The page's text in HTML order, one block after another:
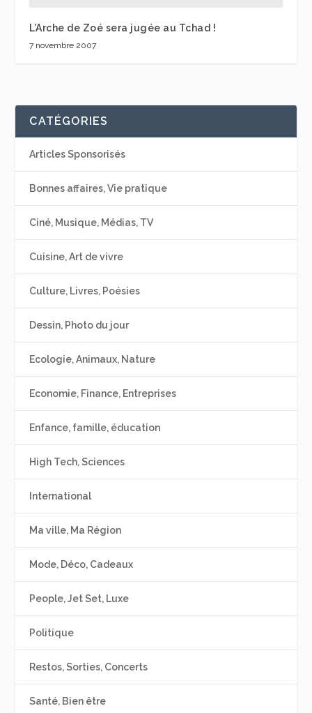
L’Arche de Zoé sera jugée au Tchad !
7 novembre 2007
CATÉGORIES
Articles Sponsorisés
Bonnes affaires, Vie pratique
Ciné, Musique, Médias, TV
Cuisine, Art de vivre
Culture, Livres, Poésies
Dessin, Photo du jour
Ecologie, Animaux, Nature
Economie, Finance, Entreprises
Enfance, famille, éducation
High Tech, Sciences
International
Ma ville, Ma Région
Mode, Déco, Cadeaux
People, Jet Set, Luxe
Politique
Restos, Sorties, Concerts
Santé, Bien être